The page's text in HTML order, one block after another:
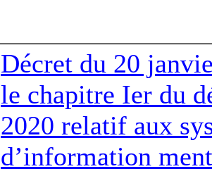
Décret du 20
le chapitre Ier du
2020 relatif aux
d’information